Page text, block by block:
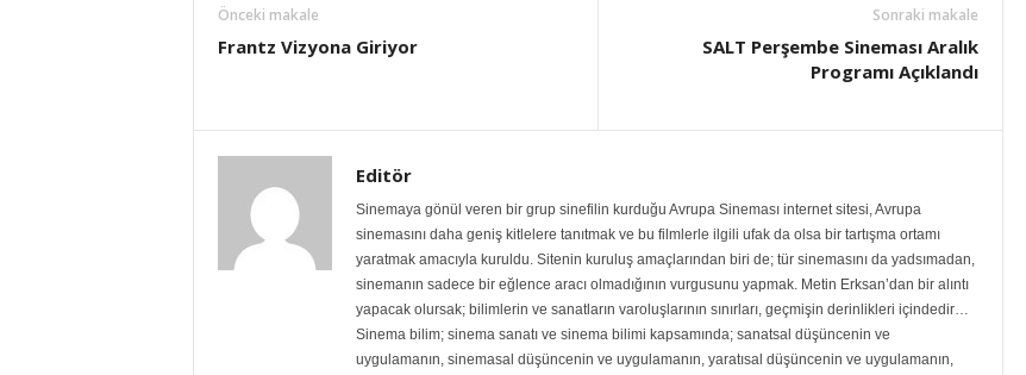
Önceki makale
Frantz Vizyona Giriyor
Sonraki makale
SALT Perşembe Sineması Aralık
Programı Açıklandı
Editör
Sinemaya gönül veren bir grup sinefilin kurduğu Avrupa Sineması internet sitesi, Avrupa
sinemasını daha geniş kitlelere tanıtmak ve bu filmlerle ilgili ufak da olsa bir tartışma ortamı
yaratmak amacıyla kuruldu. Sitenin kuruluş amaçlarından biri de; tür sinemasını da yadsımadan,
sinemanın sadece bir eğlence aracı olmadığının vurgusunu yapmak. Metin Erksan’dan bir alıntı
yapacak olursak; bilimlerin ve sanatların varoluşlarının sınırları, geçmişin derinlikleri içindedir…
Sinema bilim; sinema sanatı ve sinema bilimi kapsamında; sanatsal düşüncenin ve
uygulamanın, sinemasal düşüncenin ve uygulamanın, yaratısal düşüncenin ve uygulamanın,